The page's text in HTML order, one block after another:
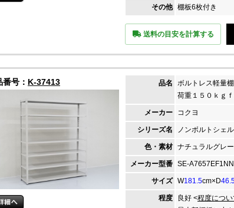
その他 棚板6枚付き
送料の目安を計算する
番号： K-37413 品名
ボルトレス軽量
荷重１５０ｋｇ
メーカー コクヨ
シリーズ名 ノンボルトシェ
色・素材 ナチュラルグレ
メーカー型番 SE-A7657EF1NN
サイズ W181.5cm×D
程度 良好 <程度につ